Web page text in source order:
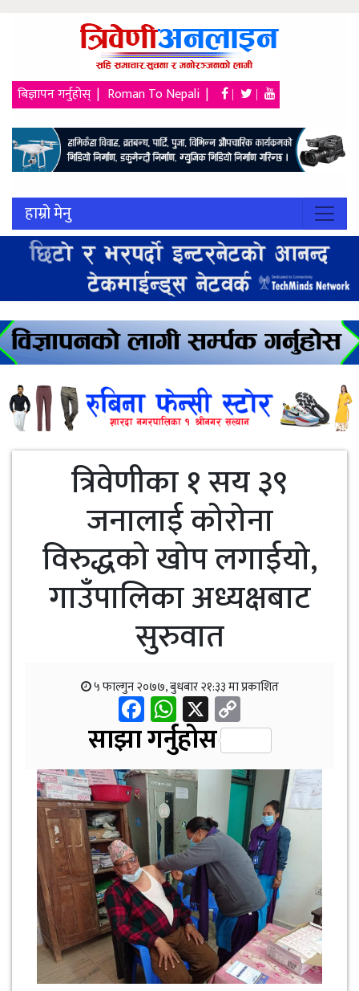
बिज्ञापन गर्नुहोस् | Roman To Nepali | | |
हाम्रो मेनु
त्रिवेणीका १ सय ३९
जनालाई कोरोना
विरुद्धको खोप लगाईयो,
गाउँपालिका अध्यक्षबाट
सुरुवात
५ फाल्गुन २०७७, बुधबार २१:३३ मा प्रकाशित
Facebook
WhatsApp
X
Link
साझा गर्नुहोस